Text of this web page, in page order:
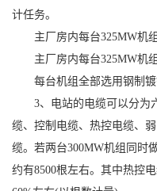
计任务。
主厂房内每台325MW机组
主厂房内每台325MW机组
每台机组全部选用钢制镀
3、电站的电缆可以分为
缆、控制电缆、热控电缆、
缆。若两台300MW机组同时
约有8500根左右。其中热控